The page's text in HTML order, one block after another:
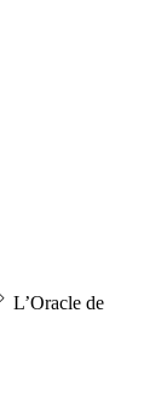
L’Oracle de